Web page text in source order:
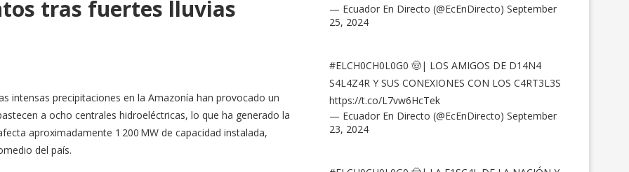
tras fuertes lluvias
intensas precipitaciones en la Amazonía han provocado un
a ocho centrales hidroeléctricas, lo que ha generado la
aproximadamente 1 200 MW de capacidad instalada,
del país.
— Ecuador En Directo (@EcEnDirecto) September
25, 2024
#ELCH0CH0L0G0 🤠| LOS AMIGOS DE D14N4
S4L4Z4R Y SUS CONEXIONES CON LOS C4RT3L3S
https://t.co/L7vw6HcTek
— Ecuador En Directo (@EcEnDirecto) September
23, 2024